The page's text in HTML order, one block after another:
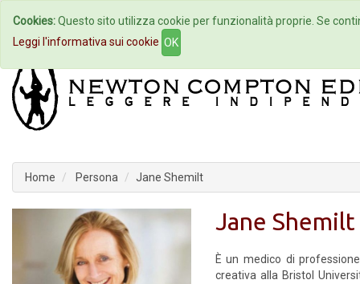
Home Autori Eventi
Home Persona Jane Shemilt
Jane Shemilt
È un medico di
creativa alla Bristol
Cookies:Questo sito utilizza cookie per funzionalità proprie. Se
Leggi l'informativa sui cookie OK